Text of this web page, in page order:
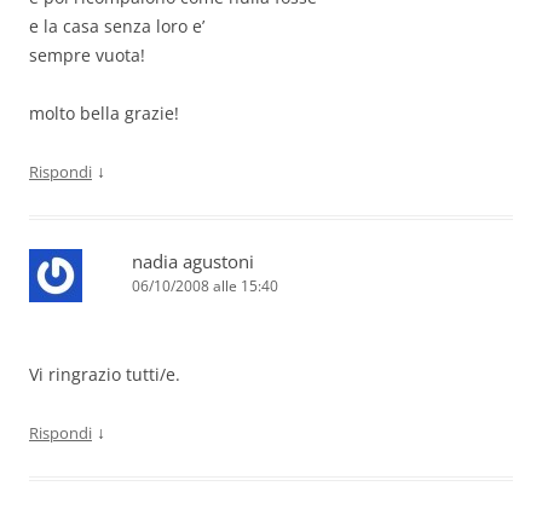
e la casa senza loro e’
sempre vuota!
molto bella grazie!
Rispondi ↓
nadia agustoni
06/10/2008 alle 15:40
Vi ringrazio tutti/e.
Rispondi ↓